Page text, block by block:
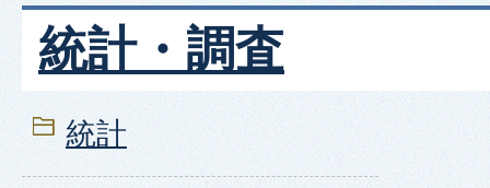
統計・調査
統計